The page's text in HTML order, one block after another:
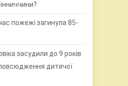
пожежі загинула 85-
засудили до 9 років
дитячої